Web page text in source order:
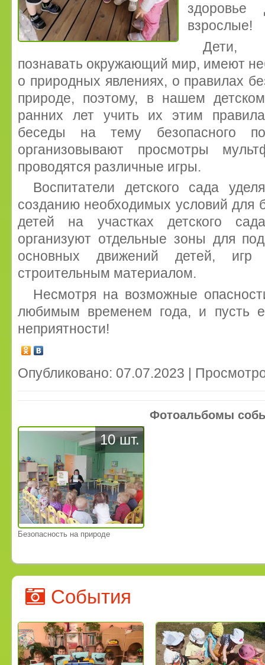
взрослые!
Дети,
познавать окружающий мир, имеют
о природных явлениях, о правилах
природе, поэтому, в нашем
ранних лет учить их этим
беседы на тему безопасного
организовывают просмотры
проводятся различные игры.
Воспитатели детского сада
созданию необходимых условий для
детей на участках детского
организуют отдельные зоны для
основных движений детей,
строительным материалом.
Несмотря на возможные
любимым временем года, и пусть
неприятности!
Опубликовано: 07.07.2023 |
Фотоальбомы
10 шт.
Безопасность на природе
События